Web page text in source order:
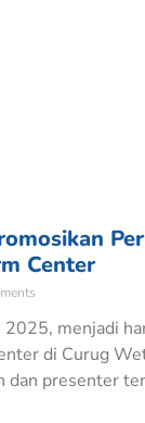
Center
menjadi
di Curug
dan presenter